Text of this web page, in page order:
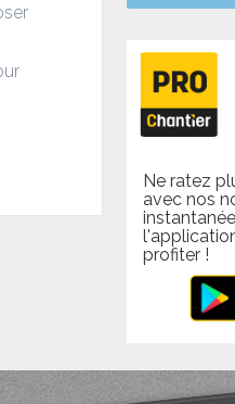
Ne ratez
avec nos
profiter !